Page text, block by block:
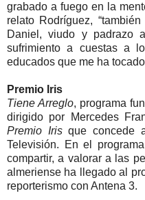
grabado a fuego en la
relato Rodríguez,
Daniel, viudo y padrazo
sufrimiento a cuestas a
educados que me ha
Premio Iris
Tiene Arreglo, programa
dirigido por Mercedes
Premio Irisque concede
Televisión. En el
compartir, a valorar a las
almeriense ha llegado al
reporterismo con Antena 3.